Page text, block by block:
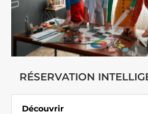
RÉSERVATION
Découvrir